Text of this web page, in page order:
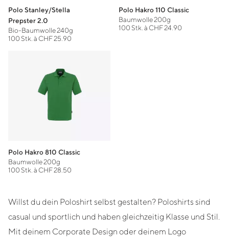
Polo Stanley/Stella
Prepster 2.0
Bio-Baumwolle 240g
100 Stk. à CHF 25.90
Polo Hakro 110 Classic
Baumwolle 200g
100 Stk. à CHF 24.90
Polo Hakro 810 Classic
Baumwolle 200g
100 Stk. à CHF 28.50
Willst du dein Poloshirt selbst gestalten? Poloshirts sind
casual und sportlich und haben gleichzeitig Klasse und Stil.
Mit deinem Corporate Design oder deinem Logo